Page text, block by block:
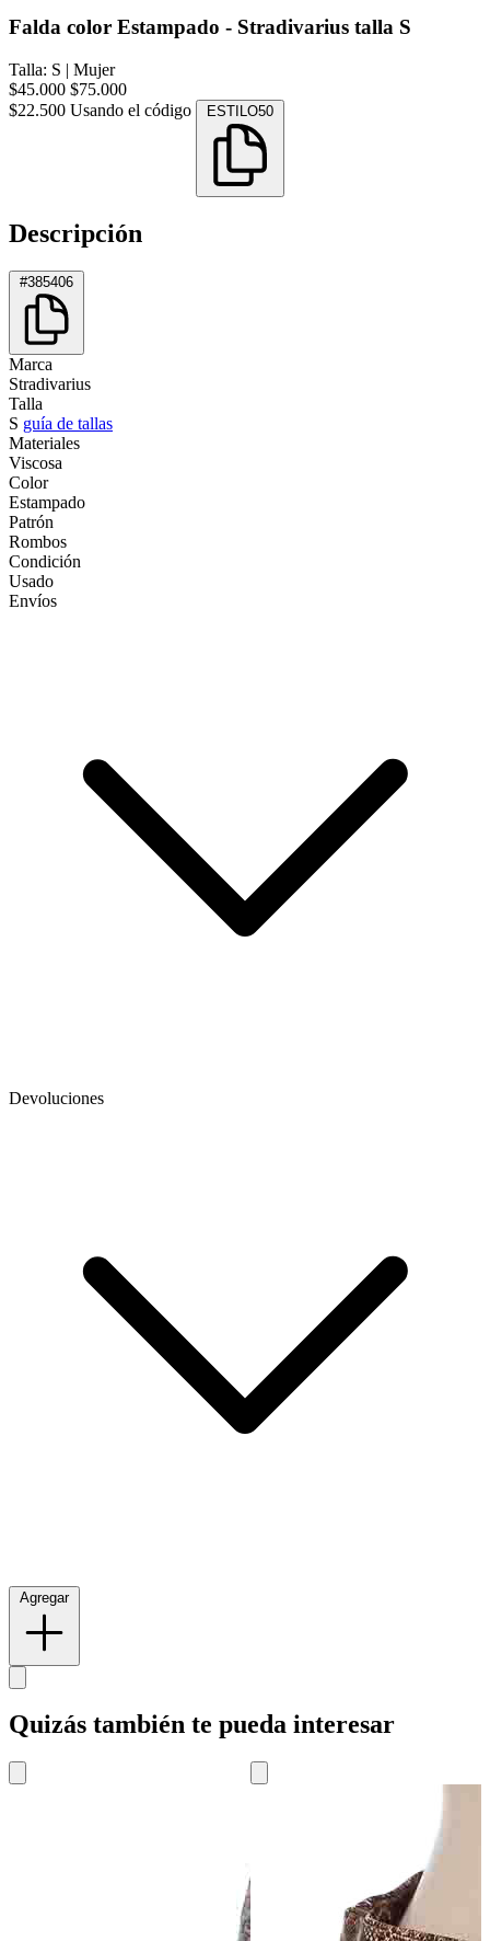
Falda color Estampado - Stradivarius talla S
Talla: S | Mujer
$45.000 $75.000
$22.500 Usando el código ESTILO50
Descripción
#385406
Marca
Stradivarius
Talla
S guía de tallas
Materiales
Viscosa
Color
Estampado
Patrón
Rombos
Condición
Usado
Envíos
Devoluciones
Agregar
Quizás también te pueda interesar